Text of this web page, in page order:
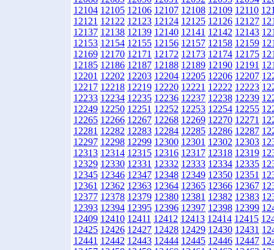
12104 12105 12106 12107 12108 12109 12110
12121 12122 12123 12124 12125 12126 12127
12137 12138 12139 12140 12141 12142 12143
12153 12154 12155 12156 12157 12158 12159
12169 12170 12171 12172 12173 12174 12175
12185 12186 12187 12188 12189 12190 12191
12201 12202 12203 12204 12205 12206 12207
12217 12218 12219 12220 12221 12222 12223
12233 12234 12235 12236 12237 12238 12239
12249 12250 12251 12252 12253 12254 12255
12265 12266 12267 12268 12269 12270 12271
12281 12282 12283 12284 12285 12286 12287
12297 12298 12299 12300 12301 12302 12303
12313 12314 12315 12316 12317 12318 12319
12329 12330 12331 12332 12333 12334 12335
12345 12346 12347 12348 12349 12350 12351
12361 12362 12363 12364 12365 12366 12367
12377 12378 12379 12380 12381 12382 12383
12393 12394 12395 12396 12397 12398 12399
12409 12410 12411 12412 12413 12414 12415
12425 12426 12427 12428 12429 12430 12431
12441 12442 12443 12444 12445 12446 12447